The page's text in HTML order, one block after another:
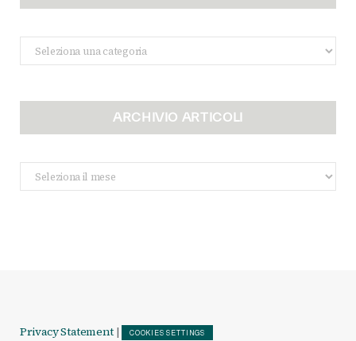
Categorie
ARCHIVIO ARTICOLI
Archivio
Articoli
Privacy Statement | COOKIES SETTINGS